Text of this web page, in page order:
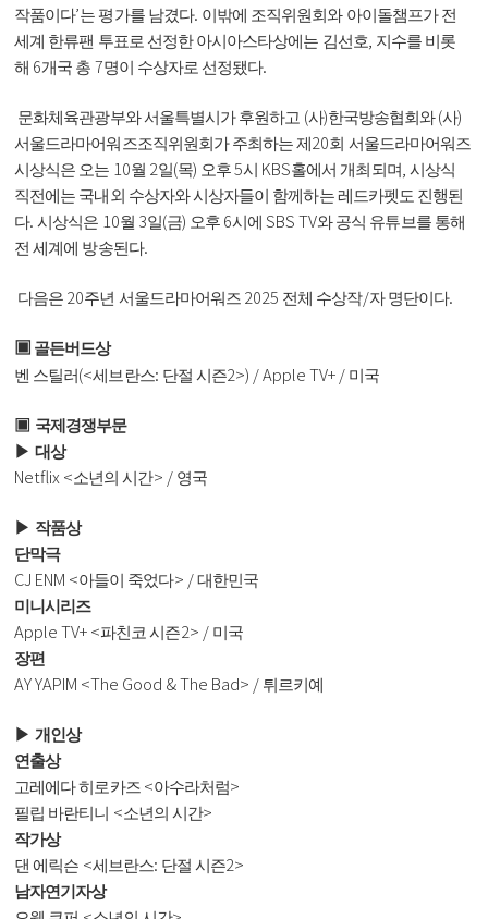
작품이다’는 평가를 남겼다. 이밖에 조직위원회와 아이돌챔프가 전
세계 한류팬 투표로 선정한 아시아스타상에는 김선호 지수를 비롯
해 6개국 총 7명이 수상자로 선정됐다.
문화체육관광부와 서울특별시가 후원하고 (사)한국방송협회와(사)
서울드라마어워즈조직위원회가 주최하는 제 20회 서울드라마어워즈
시상식은 오는 10월 2일(목) 오후5시 KBS홀에서 개최되며 시상식
직전에는 국내외 수상자와 시상자들이 함께하는 레드카펫도 진행된
다.시상식은 10월 3일(금) 오후 6시에SBS TV와 공식 유튜브를 통해
전 세계에 방송된다.
다음은 20주년 서울드라마어워즈 2025 전체 수상작/자 명단이다.
▣ 골든버드상
벤 스틸러(<세브란스: 단절 시즌2>) / Apple TV+ / 미국
▣ 국제경쟁부문
▶대상
Netflix <소년의 시간> / 영국
▶ 작품상
단막극
CJ ENM <아들이 죽었다> /대한민국
미니시리즈
Apple TV+ <파친코 시즌2> / 미국
장편
AY YAPIM <The Good & The Bad> / 튀르키예
▶개인상
연출상
고레에다 히로카즈 <아수라처럼>
필립 바란티니 <소년의 시간>
작가상
댄 에릭슨 <세브란스: 단절 시즌2>
남자연기자상